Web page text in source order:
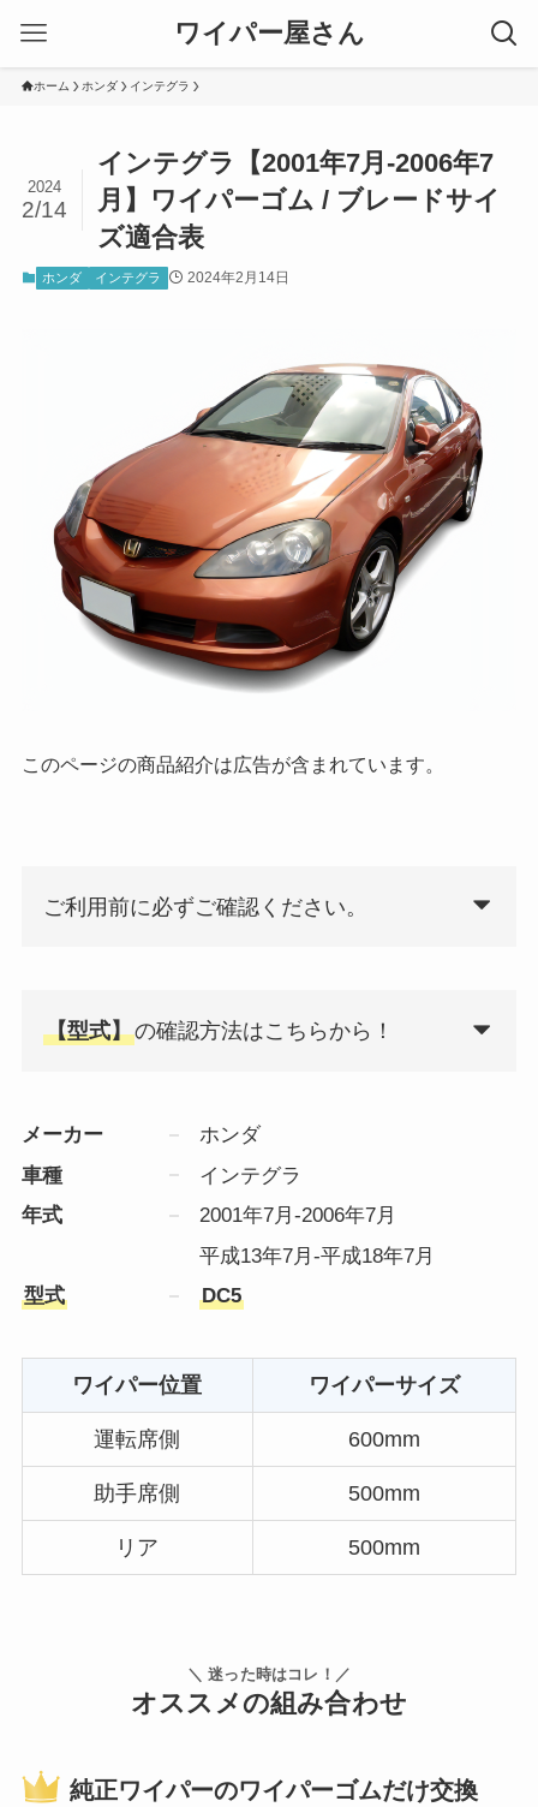
ワイパー屋さん
ホーム ホンダ インテグラ
インテグラ【2001年7月-2006年7
月】ワイパーゴム / ブレードサイ
ズ適合表
2024
2/14
ホンダ インテグラ 2024年2月14日
このページの商品紹介は広告が含まれています。
ご利用前に必ずご確認ください。
【型式】の確認方法はこちらから！
メーカー
ホンダ
車種
インテグラ
年式
2001年7月-2006年7月
平成13年7月-平成18年7月
型式
DC5
ワイパー位置 ワイパーサイズ
運転席側 600mm
助手席側 500mm
リア 500mm
＼ 迷った時はコレ！／
オススメの組み合わせ
純正ワイパーのワイパーゴムだけ交換